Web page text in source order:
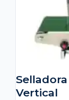
Vertical